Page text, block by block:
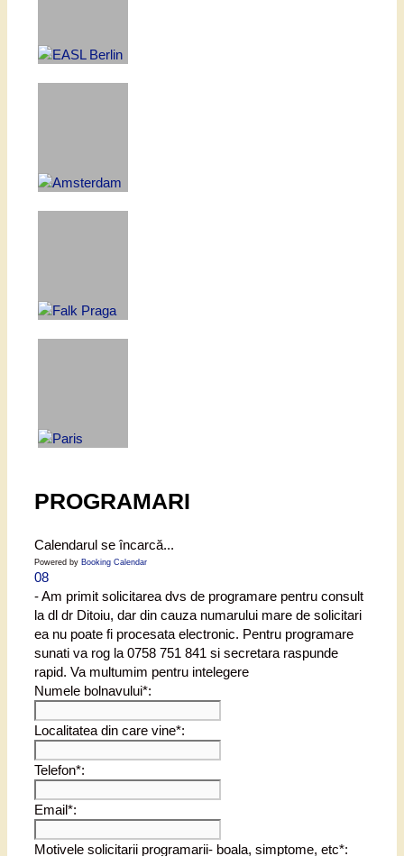
PROGRAMARI
Calendarul se încarcă...
Powered by Booking Calendar
08
- Am primit solicitarea dvs de programare pentru consult
la dl dr Ditoiu, dar din cauza numarului mare de solicitari
ea nu poate fi procesata electronic. Pentru programare
sunati va rog la 0758 751 841 si secretara raspunde
rapid. Va multumim pentru intelegere
Numele bolnavului*:
Localitatea din care vine*:
Telefon*:
Email*:
Motivele solicitarii programarii- boala, simptome, etc*: